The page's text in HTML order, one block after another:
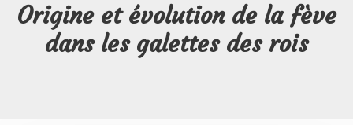
Origine et évolution de la fève
dans les galettes des rois